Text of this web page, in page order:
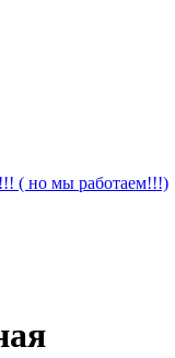
( но мы работаем!!!)